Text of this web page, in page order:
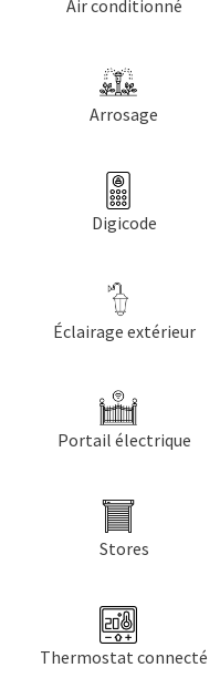
Air conditionné
Arrosage
Digicode
Éclairage extérieur
Portail électrique
Stores
Thermostat connecté